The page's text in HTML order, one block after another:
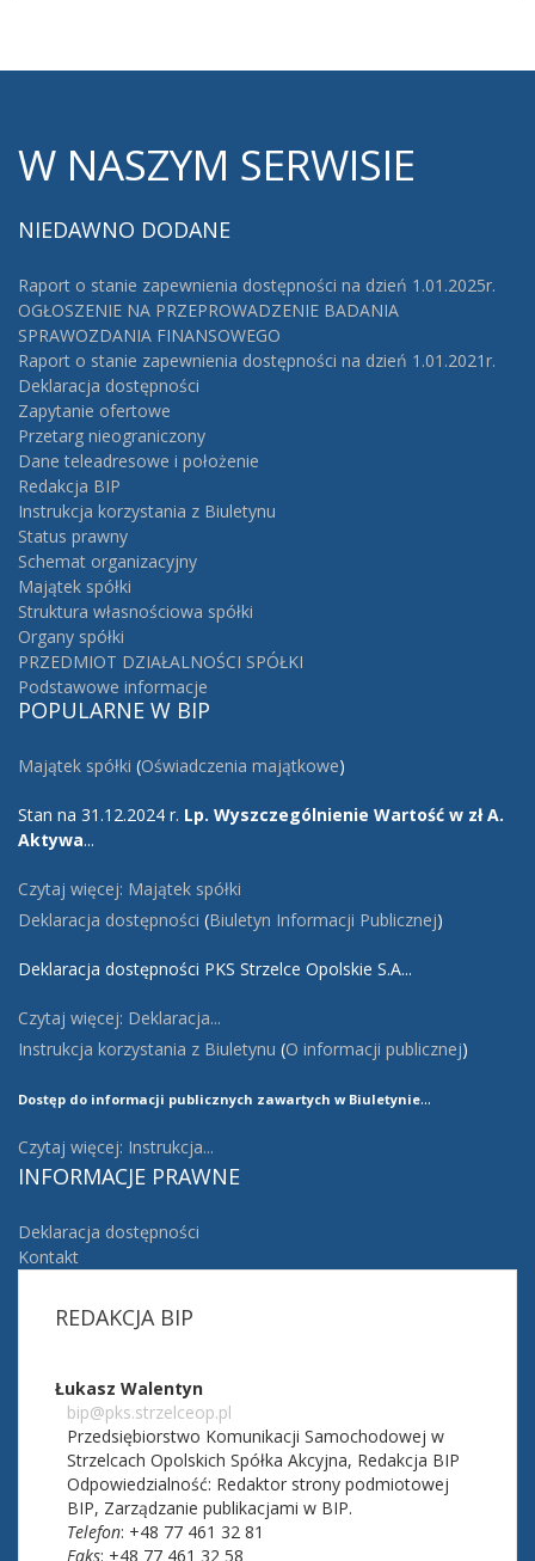
W NASZYM SERWISIE
NIEDAWNO DODANE
Raport o stanie zapewnienia dostępności na dzień 1.01.2025r.
OGŁOSZENIE NA PRZEPROWADZENIE BADANIA
SPRAWOZDANIA FINANSOWEGO
Raport o stanie zapewnienia dostępności na dzień 1.01.2021r.
Deklaracja dostępności
Zapytanie ofertowe
Przetarg nieograniczony
Dane teleadresowe i położenie
Redakcja BIP
Instrukcja korzystania z Biuletynu
Status prawny
Schemat organizacyjny
Majątek spółki
Struktura własnościowa spółki
Organy spółki
PRZEDMIOT DZIAŁALNOŚCI SPÓŁKI
Podstawowe informacje
POPULARNE W BIP
Majątek spółki (Oświadczenia majątkowe)
Stan na 31.12.2024 r. Lp. Wyszczególnienie Wartość w zł A.
Aktywa...
Czytaj więcej: Majątek spółki
Deklaracja dostępności (Biuletyn Informacji Publicznej)
Deklaracja dostępności PKS Strzelce Opolskie S.A...
Czytaj więcej: Deklaracja...
Instrukcja korzystania z Biuletynu (O informacji publicznej)
Dostęp do informacji publicznych zawartych w Biuletynie...
Czytaj więcej: Instrukcja...
INFORMACJE PRAWNE
Deklaracja dostępności
Kontakt
REDAKCJABIP
Łukasz Walentyn
bip@pks.strzelceop.pl
Przedsiębiorstwo Komunikacji Samochodowej w
Strzelcach Opolskich Spółka Akcyjna, Redakcja BIP
Odpowiedzialność: Redaktor strony podmiotowej
BIP, Zarządzanie publikacjami w BIP.
Telefon: +48 77 461 32 81
Faks: +48 77 461 32 58